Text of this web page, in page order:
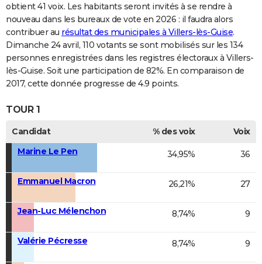
obtient 41 voix. Les habitants seront invités à se rendre à
nouveau dans les bureaux de vote en 2026 : il faudra alors
contribuer au résultat des municipales à Villers-lès-Guise.
Dimanche 24 avril, 110 votants se sont mobilisés sur les 134
personnes enregistrées dans les registres électoraux à Villers-
lès-Guise. Soit une participation de 82%. En comparaison de
2017, cette donnée progresse de 4.9 points.
TOUR 1
Candidat % des voix
Voix
Marine Le Pen
34,95% 36
Emmanuel Macron 26,21% 27
Jean-Luc Mélenchon 8,74% 9
Valérie Pécresse 8,74% 9